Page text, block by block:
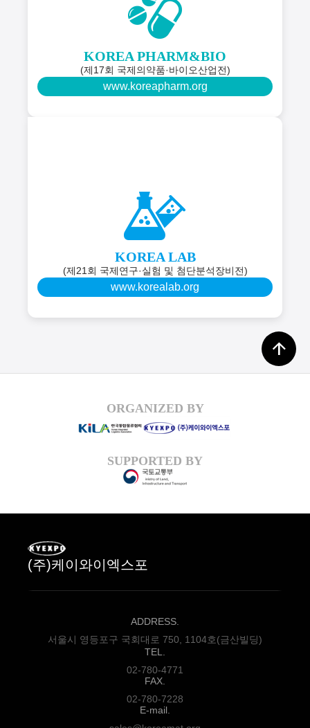
KOREA PHARM&BIO
(제17회 국제의약품·바이오산업전)
www.koreapharm.org
KOREA LAB
(제21회 국제연구·실험 및 첨단분석장비전)
www.korealab.org
arrow_upward
ORGANIZED BY
SUPPORTED BY
(주)케이와이엑스포
ADDRESS.
서울시 영등포구 국회대로 750, 1104호(금산빌딩)
TEL.
02-780-4771
FAX.
02-780-7228
E-mail.